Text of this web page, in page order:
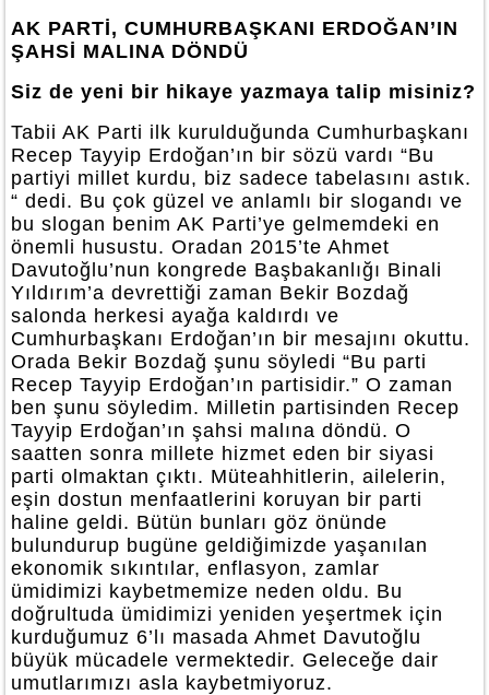
AK PARTİ, CUMHURBAŞKANI ERDOĞAN’IN
ŞAHSİ MALINA DÖNDÜ
Siz de yeni bir hikaye yazmaya talip misiniz?
Tabii AK Parti ilk kurulduğunda Cumhurbaşkanı
Recep Tayyip Erdoğan’ın bir sözü vardı “Bu
partiyi millet kurdu, biz sadece tabelasını astık.
“ dedi. Bu çok güzel ve anlamlı bir slogandı ve
bu slogan benim AK Parti’ye gelmemdeki en
önemli husustu. Oradan 2015’te Ahmet
Davutoğlu’nun kongrede Başbakanlığı Binali
Yıldırım’a devrettiği zaman Bekir Bozdağ
salonda herkesi ayağa kaldırdı ve
Cumhurbaşkanı Erdoğan’ın bir mesajını okuttu.
Orada Bekir Bozdağ şunu söyledi “Bu parti
Recep Tayyip Erdoğan’ın partisidir.” O zaman
ben şunu söyledim. Milletin partisinden Recep
Tayyip Erdoğan’ın şahsi malına döndü. O
saatten sonra millete hizmet eden bir siyasi
parti olmaktan çıktı. Müteahhitlerin, ailelerin,
eşin dostun menfaatlerini koruyan bir parti
haline geldi. Bütün bunları göz önünde
bulundurup bugüne geldiğimizde yaşanılan
ekonomik sıkıntılar, enflasyon, zamlar
ümidimizi kaybetmemize neden oldu. Bu
doğrultuda ümidimizi yeniden yeşertmek için
kurduğumuz 6’lı masada Ahmet Davutoğlu
büyük mücadele vermektedir. Geleceğe dair
umutlarımızı asla kaybetmiyoruz.